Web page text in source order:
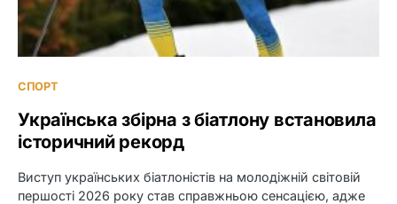
СПОРТ
Українська збірна з біатлону встановила
історичний рекорд
Виступ українських біатлоністів на молодіжній світовій
першості 2026 року став справжньою сенсацією, адже